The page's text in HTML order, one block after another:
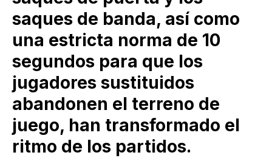
saques de banda, así como
una estricta norma de 10
segundos para que los
jugadores sustituidos
abandonen el terreno de
juego, han transformado el
ritmo de los partidos.